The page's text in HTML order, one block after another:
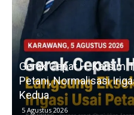
Gerak Cepat H. Karsim
Petani, Normalisasi
Kedua
5 Agustus 2026